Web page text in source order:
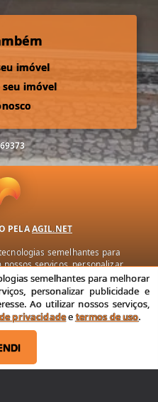
imóvel
seu imóvel
69373
PELAAGIL.NET
semelhantes para
serviços, personalizar
de seu interesse. Ao utilizar
nossa política de privacidade e
uso.
Termos de uso
semelhantes para melhorar
personalizar publicidade e
Ao utilizar nossos serviços,
privacidadeetermos de uso.